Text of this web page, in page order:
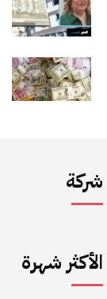
شركة
الأكثر شهرة